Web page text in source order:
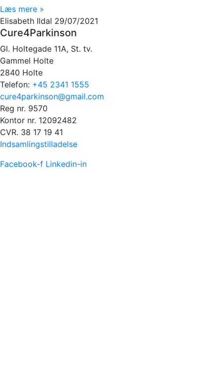
Læs mere »
Elisabeth Ildal 29/07/2021
Cure4Parkinson
Gl. Holtegade 11A, St. tv.
Gammel Holte
2840 Holte
Telefon: +45 2341 1555
cure4parkinson@gmail.com
Reg nr. 9570
Kontor nr. 12092482
CVR. 38 17 19 41
Indsamlingstilladelse
Facebook-f Linkedin-in